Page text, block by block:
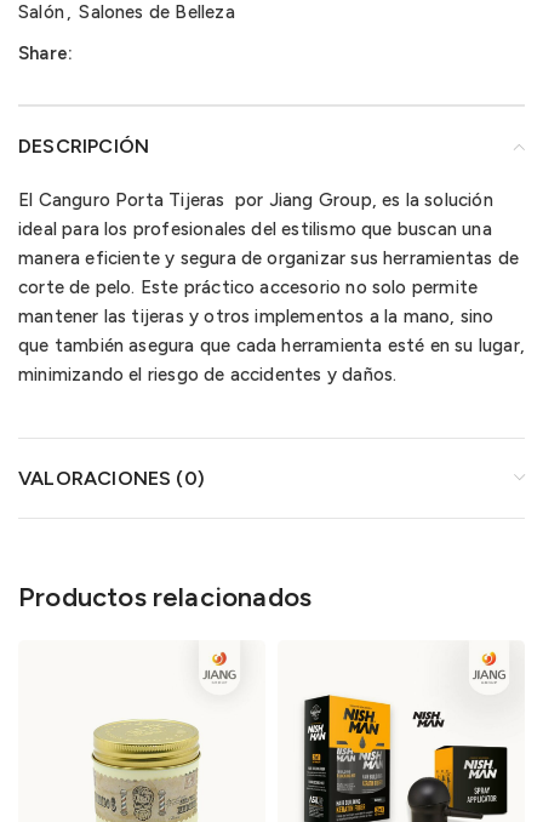
Salón, Salones de Belleza
Share:
DESCRIPCIÓN
El Canguro Porta Tijeras por Jiang Group, es la solución
ideal para los profesionales del estilismo que buscan una
manera eficiente y segura de organizar sus herramientas de
corte de pelo. Este práctico accesorio no solo permite
mantener las tijeras y otros implementos a la mano, sino
que también asegura que cada herramienta esté en su lugar,
minimizando el riesgo de accidentes y daños.
VALORACIONES (0)
Productos relacionados